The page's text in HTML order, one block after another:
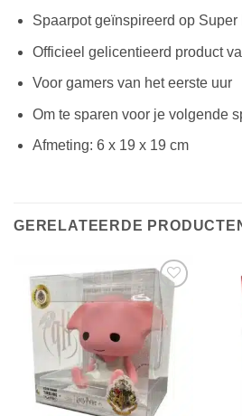
Spaarpot geïnspireerd op Super
Officieel gelicentieerd product
Voor gamers van het eerste uur
Om te sparen voor je volgende
Afmeting: 6 x 19 x 19 cm
GERELATEERDE